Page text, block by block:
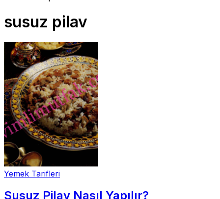
susuz pilav
Yemek Tarifleri
Susuz Pilav Nasıl Yapılır?